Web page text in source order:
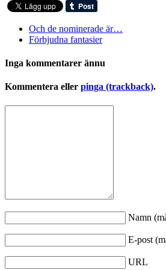
Och de nominerade är…
Förbjudna fantasier
Inga kommentarer ännu
Kommentera eller pinga (trackback).
Namn
E-post
URL